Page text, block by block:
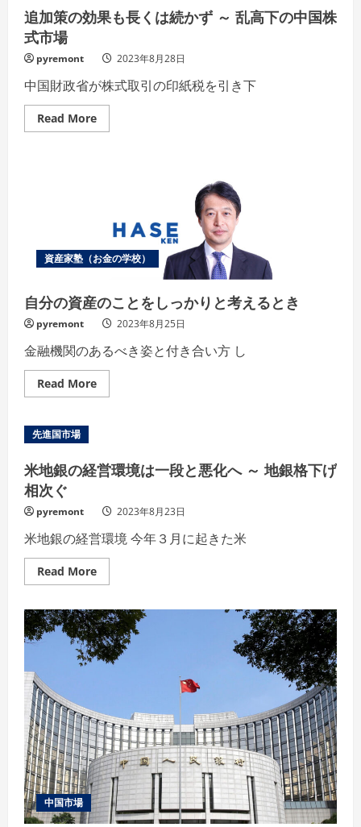
FRB
議
講
追加策の効果も長くは続かず ～ 乱高下の中国株
式市場
pyremont 2023年8月28日
中国財政省が株式取引の印紙税を引き下
Read MoreRead
more
は
続
～
乱
高
下
の
中
式
市
資産家塾（お金の学校）
自分の資産のことをしっかりと考えるとき
pyremont 2023年8月25日
金融機関のあるべき姿と付き合い方 し
Read MoreRead
more
産
の
を
し
か
と
考
え
と
き
先進国市場
米地銀の経営環境は一段と悪化へ ～ 地銀格下げ
相次ぐ
pyremont 2023年8月23日
米地銀の経営環境 今年３月に起きた米
Read MoreRead
more
地
銀
の
経
営
段
と
悪
化
へ
～
地
銀
格
下
中国市場